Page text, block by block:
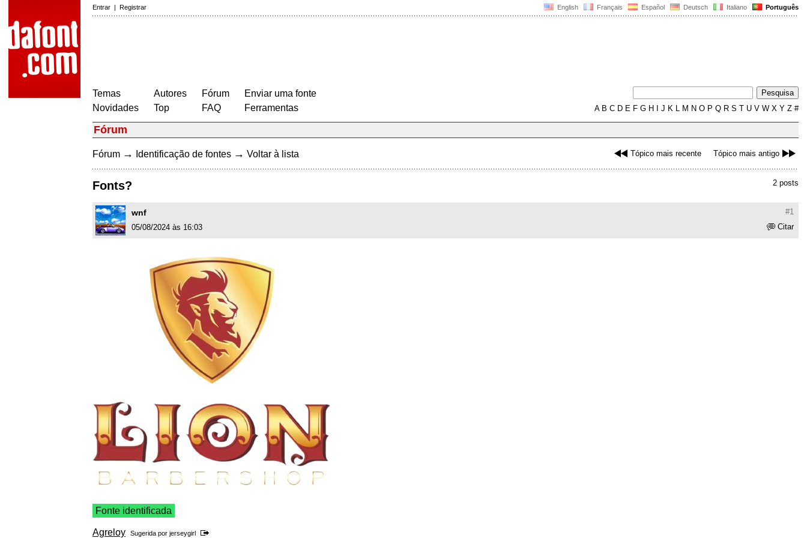
English Français Español Deutsch Italiano Português
Entrar | Registrar
Temas
Novidades
Autores
Top
Fórum
FAQ
Enviar uma fonte
Ferramentas
AB C D E F G H J K L M N O P Q R S T U V W X Y Z #
Fórum
Tópico mais recente Tópico mais antigo
Fórum → Identificação de fontes → Voltar à lista
2 posts
Fonts?
#1
wnf
Citar
05/08/2024 às 16:03
Fonte identificada
Agreloy Sugerida por jerseygirl